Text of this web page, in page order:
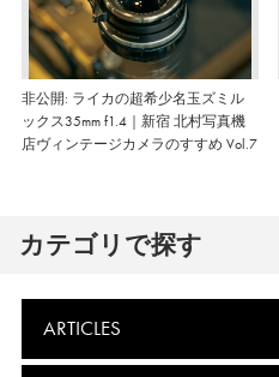
非公開: ライカの超希少名玉ズミル
ックス35mm f1.4｜新宿 北村写真機
店ヴィンテージカメラのすすめ Vol.7
カテゴリで探す
ARTICLES